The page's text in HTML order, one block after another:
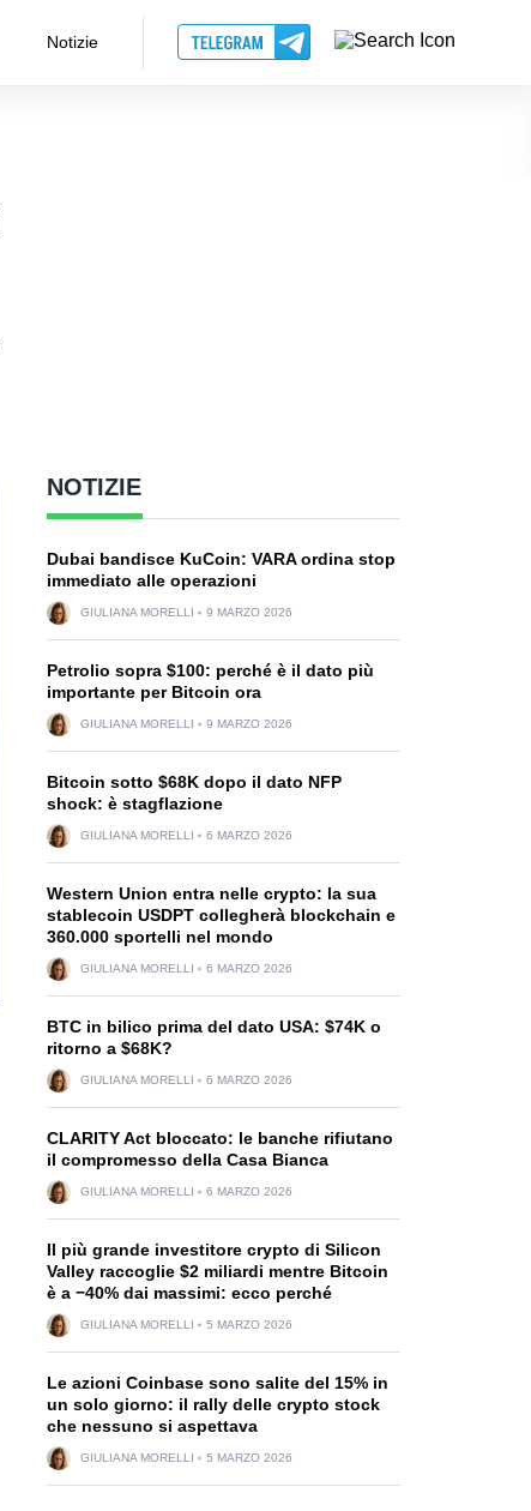
Notizie
NOTIZIE
Dubai bandisce KuCoin: VARA ordina stop
immediato alle operazioni
GIULIANA MORELLI 9 MARZO 2026
Petrolio sopra $100: perché è il dato più
importante per Bitcoin ora
GIULIANA MORELLI 9 MARZO 2026
Bitcoin sotto $68K dopo il dato NFP
shock: è stagflazione
GIULIANA MORELLI 6 MARZO 2026
Western Union entra nelle crypto: la sua
stablecoin USDPT collegherà blockchain e
360.000 sportelli nel mondo
GIULIANA MORELLI 6 MARZO 2026
BTC in bilico prima del dato USA: $74K o
ritorno a $68K?
GIULIANA MORELLI 6 MARZO 2026
CLARITY Act bloccato: le banche rifiutano
il compromesso della Casa Bianca
GIULIANA MORELLI 6 MARZO 2026
Il più grande investitore crypto di Silicon
Valley raccoglie $2 miliardi mentre Bitcoin
è a −40% dai massimi: ecco perché
GIULIANA MORELLI 5 MARZO 2026
Le azioni Coinbase sono salite del 15% in
un solo giorno: il rally delle crypto stock
che nessuno si aspettava
GIULIANA MORELLI 5 MARZO 2026